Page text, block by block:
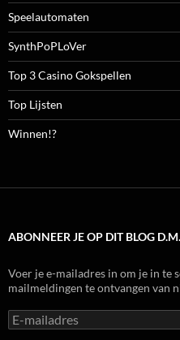
Speelautomaten
SynthPoPLoVer
Top 3 Casino Gokspellen
Top Lijsten
Winnen!?
ABONNEER JE OP DIT BLOG
Voer je e-mailadres in om je in te
mailmeldingen te ontvangen van
E-
mailadres